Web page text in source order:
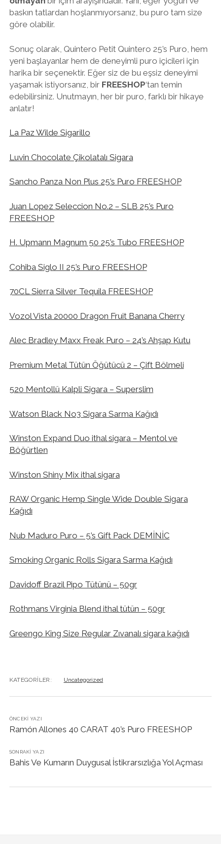
baskın tatlardan hoşlanmıyorsanız, bu puro tam size
göre olabilir.
Sonuç olarak, Quintero Petit Quintero 25’s Puro, hem
yeni başlayanlar hem de deneyimli puro içicileri için
harika bir seçenektir. Eğer siz de bu eşsiz deneyimi
yaşamak istiyorsanız, bir FREESHOP‘tan temin
edebilirsiniz. Unutmayın, her bir puro, farklı bir hikaye
anlatır!
La Paz Wilde Sigarillo
Luvin Chocolate Çikolatalı Sigara
Sancho Panza Non Plus 25’s Puro FREESHOP
Juan Lopez Seleccion No.2 – SLB 25’s Puro
FREESHOP
H. Upmann Magnum 50 25’s Tubo FREESHOP
Cohiba Siglo II 25’s Puro FREESHOP
70CL Sierra Silver Tequila FREESHOP
Vozol Vista 20000 Dragon Fruit Banana Cherry
Alec Bradley Maxx Freak Puro – 24’s Ahşap Kutu
Premium Metal Tütün Öğütücü 2 – Çift Bölmeli
520 Mentollü Kalpli Sigara – Superslim
Watson Black No3 Sigara Sarma Kağıdı
Winston Expand Duo ithal sigara – Mentol ve
Böğürtlen
Winston Shiny Mix ithal sigara
RAW Organic Hemp Single Wide Double Sigara
Kağıdı
Nub Maduro Puro – 5’s Gift Pack DEMİNİC
Smoking Organic Rolls Sigara Sarma Kağıdı
Davidoff Brazil Pipo Tütünü – 50gr
Rothmans Virginia Blend ithal tütün – 50gr
Greengo King Size Regular Zıvanalı sigara kağıdı
KATEGORILER: Uncategorized
ÖNCEKI YAZI
Ramón Allones 40 CARAT 40’s Puro FREESHOP
SONRAKI YAZI
Bahis Ve Kumarın Duygusal İstikrarsızlığa Yol Açması